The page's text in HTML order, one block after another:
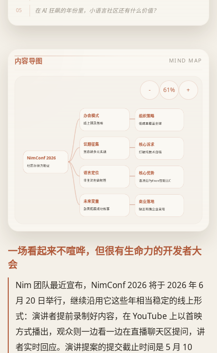
05 在 AI 狂飙的年份里，小语言社区还有什么价值？
内容导图 MIND MAP
- 61% +
NimConf 2026
社区存续力验证
办会模式
线上预录首映
组织策略
低成本覆盖全球
议题征集
宽容纳多元实战
核心诉求
打破纯技术自嗨
语言定位
非主流但高韧性
核心优势
语法近Python性能比C
未来变量
急需拓展成功叙事
商业落地
缺乏明确企业采用
一场看起来不喧哗，但很有生命力的开发者大
会
Nim 团队最近宣布，NimConf 2026 将于 2026 年 6
月 20 日举行，继续沿用它这些年相当稳定的线上形
式：演讲者提前录制好内容，在 YouTube 上以首映
方式播出，观众则一边看一边在直播聊天区提问，讲
者实时回应。演讲提案的提交截止时间是 5 月 10